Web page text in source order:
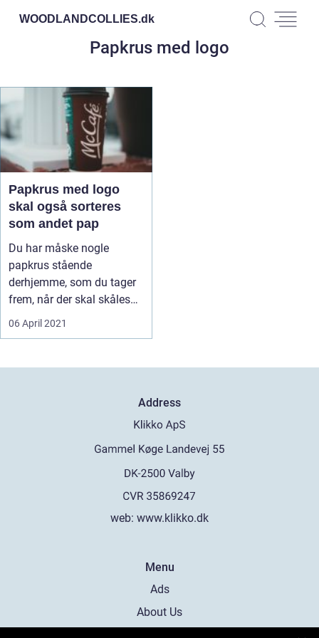
WOODLANDCOLLIES.dk
Papkrus med logo
Papkrus med logo
skal også sorteres
som andet pap
Du har måske nogle
papkrus stående
derhjemme, som du tager
frem, når der skal skåles
på en arbejdsda...
06 April 2021
Address
web: www.klikko.dk
Menu
Ads
About Us